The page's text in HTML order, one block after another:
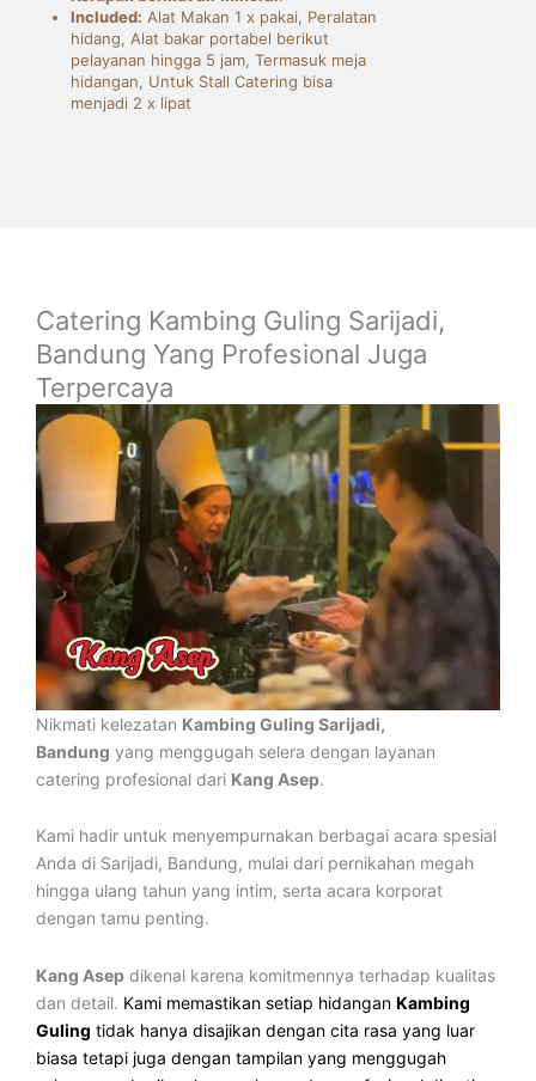
Included: Alat Makan 1 x pakai, Peralatan
hidang, Alat bakar portabel berikut
pelayanan hingga 5 jam, Termasuk meja
hidangan, Untuk Stall Catering bisa
menjadi 2 x lipat
Catering Kambing Guling Sarijadi,
Bandung Yang Profesional Juga
Terpercaya
Nikmati kelezatan Kambing Guling Sarijadi,
Bandung yang menggugah selera dengan layanan
catering profesional dari Kang Asep.
Kami hadir untuk menyempurnakan berbagai acara spesial
Anda di Sarijadi, Bandung, mulai dari pernikahan megah
hingga ulang tahun yang intim, serta acara korporat
dengan tamu penting.
Kang Asep dikenal karena komitmennya terhadap kualitas
dan detail. Kami memastikan setiap hidangan Kambing
Guling tidak hanya disajikan dengan cita rasa yang luar
biasa tetapi juga dengan tampilan yang menggugah